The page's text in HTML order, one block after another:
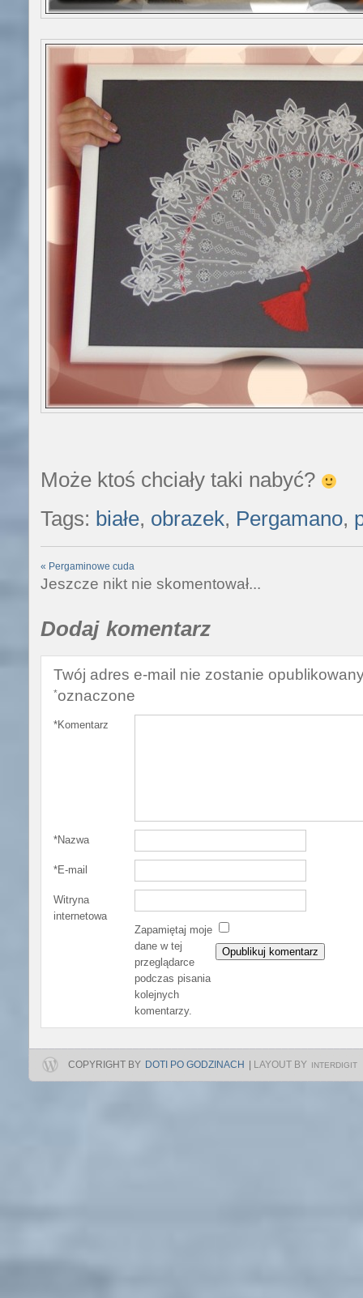
Może ktoś chciały taki nabyć?
Tags: białe, obrazek, Pergamano,
« Pergaminowe cuda
Jeszcze nikt nie skomentował...
Dodaj komentarz
Twój adres e-mail nie zostanie
oznaczone
*
Komentarz
*
Nazwa
*
E-mail
*
Witryna
internetowa
Zapamiętaj moje
dane w tej
przeglądarce
podczas pisania
kolejnych
komentarzy.
COPYRIGHT BY DOTI PO GODZINACH LAYOUT BY INTERDIGIT